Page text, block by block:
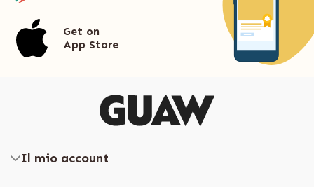
Get on
App Store
Il mio account